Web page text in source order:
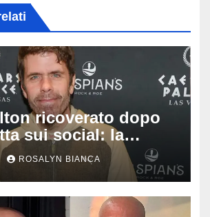
ricoverato dopo
sui social: la
il silenzio sulle
ROSALYN BIANCA